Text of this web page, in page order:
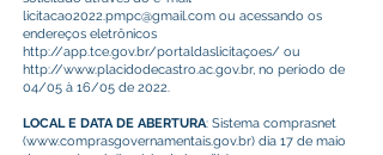
licitacao2022.pmpc@gmail.com ou acessando os
endereços eletrônicos
http://app.tce.gov.br/portaldaslicitaçoes/ ou
http://www.placidodecastro.ac.gov.br, no período de
04/05 à 16/05 de 2022.
LOCAL E DATA DE ABERTURA: Sistema comprasnet
(www.comprasgovernamentais.gov.br) dia 17 de maio